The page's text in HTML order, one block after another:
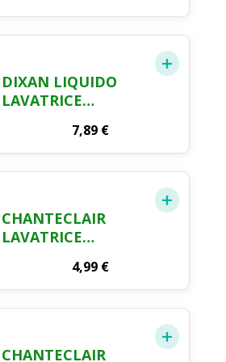
DI PRIMAVERA 2 L
DIXAN LIQUIDO
LAVATRICE
7,89 €
CHANTECLAIR
LAVATRICE
IGIENIZZANTE 28
LAV. 1260 ML
4,99 €
CHANTECLAIR